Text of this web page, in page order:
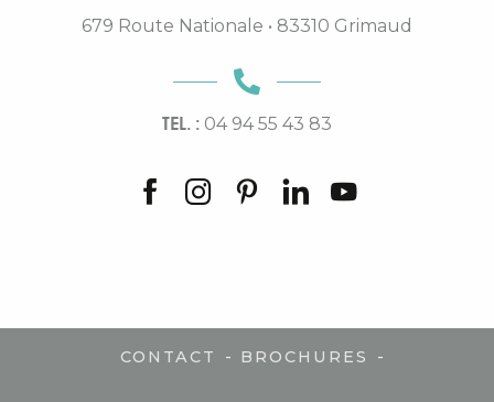
679 Route Nationale • 83310 Grimaud
TEL. : 04 94 55 43 83
CONTACT - BROCHURES -